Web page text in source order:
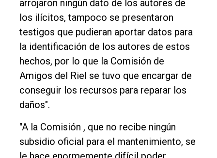
arrojaron ningún dato de los autores de
los ilícitos, tampoco se presentaron
testigos que pudieran aportar datos para
la identificación de los autores de estos
hechos, por lo que la Comisión de
Amigos del Riel se tuvo que encargar de
conseguir los recursos para reparar los
daños".
"A la Comisión , que no recibe ningún
subsidio oficial para el mantenimiento, se